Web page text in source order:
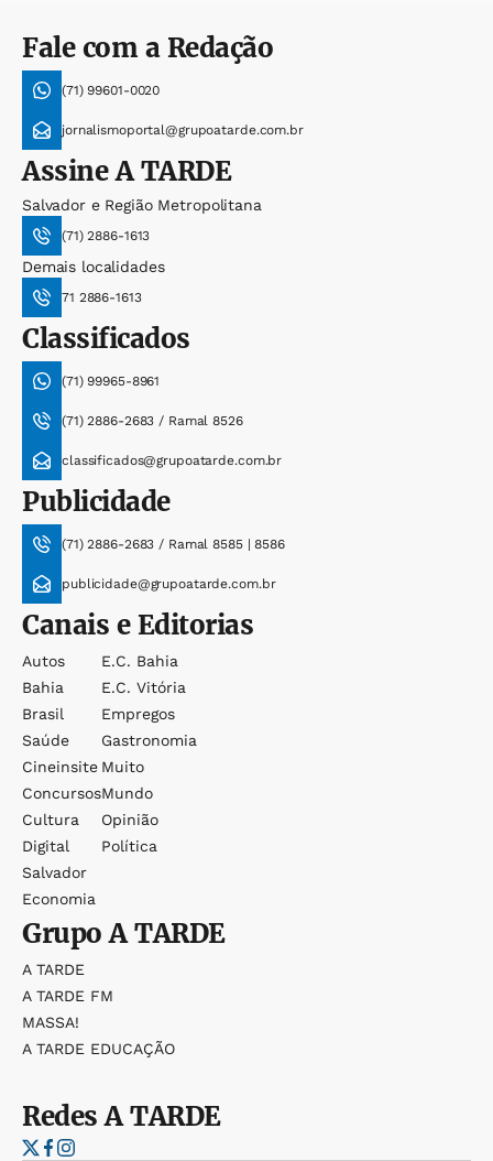
Fale com a Redação
(71) 99601-0020
jornalismoportal@grupoatarde.com.br
AssineA TARDE
Salvador e Região Metropolitana
(71) 2886-1613
Demais localidades
71 2886-1613
Classificados
(71) 99965-8961
(71) 2886-2683 / Ramal 8526
classificados@grupoatarde.com.br
Publicidade
(71) 2886-2683 / Ramal 8585 | 8586
publicidade@grupoatarde.com.br
Canais e Editorias
Autos
Bahia
Brasil
Saúde
Cineinsite
Concursos
Cultura
Digital
Salvador
Economia
E.c. Bahia
E.c. Vitória
Empregos
Gastronomia
Muito
Mundo
Opinião
Política
GrupoA TARDE
A TARDE
A TARDE FM
MASSA!
A TARDE EDUCAÇÃO
RedesA TARDE